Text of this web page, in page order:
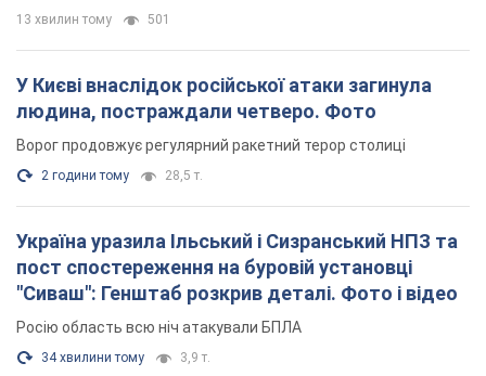
13 хвилин тому 501
У Києві внаслідок російської атаки загинула
людина, постраждали четверо. Фото
Ворог продовжує регулярний ракетний терор столиці
2 години тому 28,5 т.
Україна уразила Ільський і Сизранський НПЗ та
пост спостереження на буровій установці
"Сиваш": Генштаб розкрив деталі. Фото і відео
Росію область всю ніч атакували БПЛА
34 хвилини тому 3,9 т.